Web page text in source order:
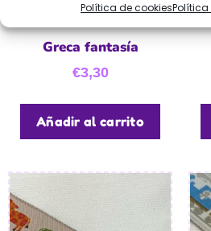
Política de cookies
Greca fantasía
€3,30
Añadir al carrito